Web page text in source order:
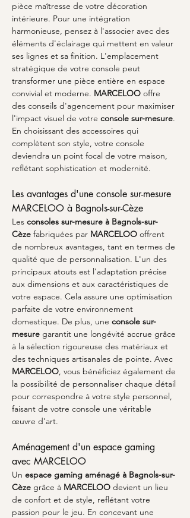
pièce maîtresse de votre décoration
intérieure. Pour une intégration
harmonieuse, pensez à l'associer avec des
éléments d'éclairage qui mettent en valeur
ses lignes et sa finition. L'emplacement
stratégique de votre console peut
transformer une pièce entière en espace
convivial et moderne. MARCELOO offre
des conseils d'agencement pour maximiser
l'impact visuel de votre console sur-mesure.
En choisissant des accessoires qui
complètent son style, votre console
deviendra un point focal de votre maison,
reflétant sophistication et modernité.
Les avantages d'une console sur-mesure
MARCELOO à Bagnols-sur-Cèze
Les consoles sur-mesure à Bagnols-sur-
Cèze fabriquées par MARCELOO offrent
de nombreux avantages, tant en termes de
qualité que de personnalisation. L'un des
principaux atouts est l'adaptation précise
aux dimensions et aux caractéristiques de
votre espace. Cela assure une optimisation
parfaite de votre environnement
domestique. De plus, une console sur-
mesure garantit une longévité accrue grâce
à la sélection rigoureuse des matériaux et
des techniques artisanales de pointe. Avec
MARCELOO, vous bénéficiez également de
la possibilité de personnaliser chaque détail
pour correspondre à votre style personnel,
faisant de votre console une véritable
œuvre d'art.
Aménagement d'un espace gaming
avec MARCELOO
Un espace gaming aménagé à Bagnols-sur-
Cèze grâce à MARCELOO devient un lieu
de confort et de style, reflétant votre
passion pour le jeu. En concevant une